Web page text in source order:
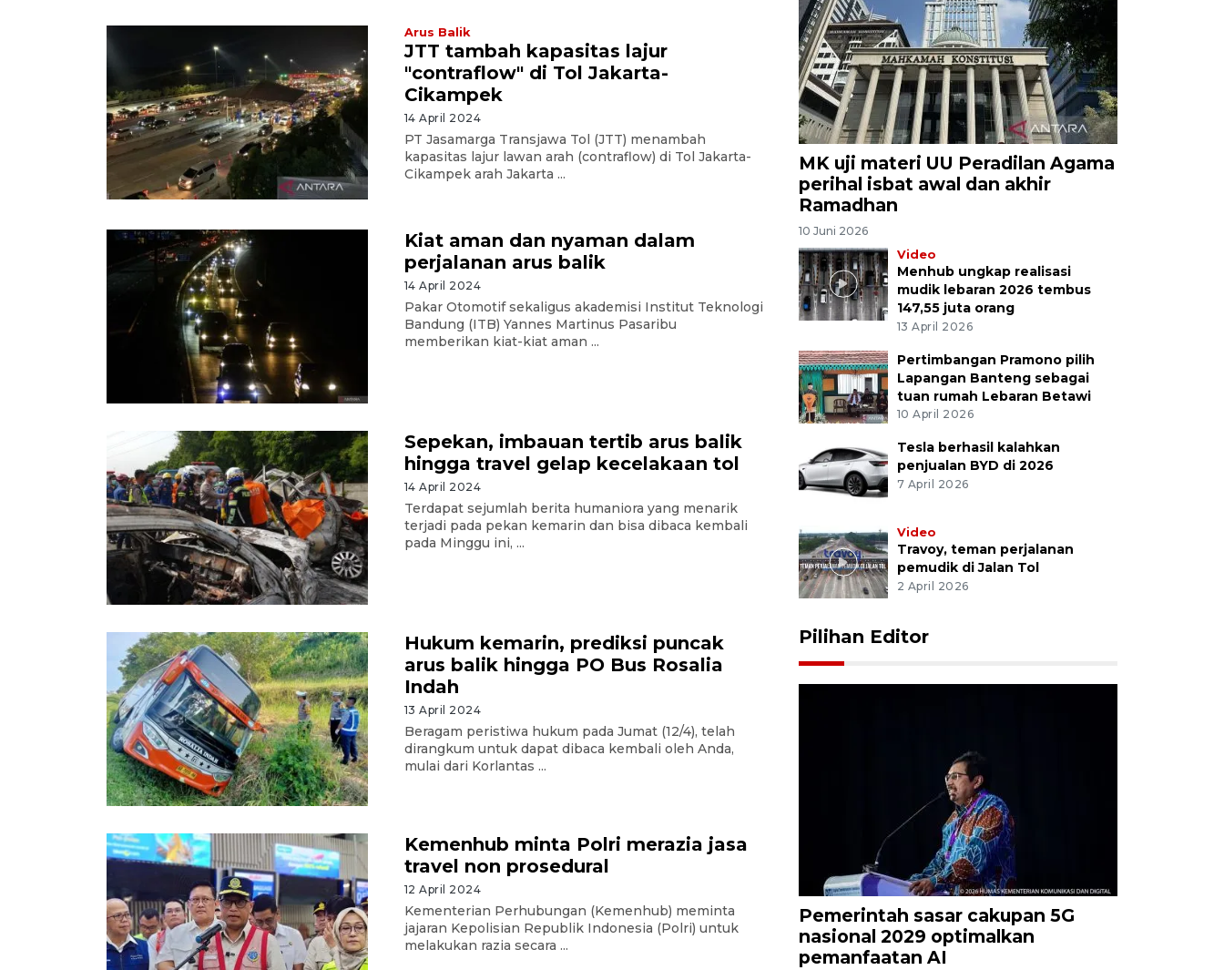
Arus Balik
JTT tambah kapasitas lajur
"contraflow" di Tol Jakarta-
Cikampek
14 April 2024
PT Jasamarga Transjawa Tol (JTT) menambah
kapasitas lajur lawan arah (contraflow) di Tol Jakarta-
Cikampek arah Jakarta ...
Kiat aman dan nyaman dalam
perjalanan arus balik
14 April 2024
Pakar Otomotif sekaligus akademisi Institut Teknologi
Bandung (ITB) Yannes Martinus Pasaribu
memberikan kiat-kiat aman ...
Sepekan, imbauan tertib arus balik
hingga travel gelap kecelakaan tol
14 April 2024
Terdapat sejumlah berita humaniora yang menarik
terjadi pada pekan kemarin dan bisa dibaca kembali
pada Minggu ini, ...
Hukum kemarin, prediksi puncak
arus balik hingga PO Bus Rosalia
Indah
13 April 2024
Beragam peristiwa hukum pada Jumat (12/4), telah
dirangkum untuk dapat dibaca kembali oleh Anda,
mulai dari Korlantas ...
Kemenhub minta Polri merazia jasa
travel non prosedural
12 April 2024
Kementerian Perhubungan (Kemenhub) meminta
jajaran Kepolisian Republik Indonesia (Polri) untuk
melakukan razia secara ...
MK uji materi UU Peradilan Agama
perihal isbat awal dan akhir
Ramadhan
10 Juni 2026
Video
Menhub ungkap realisasi
mudik lebaran 2026 tembus
147,55 juta orang
13 April 2026
Pertimbangan Pramono pilih
Lapangan Banteng sebagai
tuan rumah Lebaran Betawi
10 April 2026
Tesla berhasil kalahkan
penjualan BYD di 2026
7 April 2026
Video
Travoy, teman perjalanan
pemudik di Jalan Tol
2 April 2026
Pilihan Editor
Pemerintah sasar cakupan 5G
nasional 2029 optimalkan
pemanfaatan AI